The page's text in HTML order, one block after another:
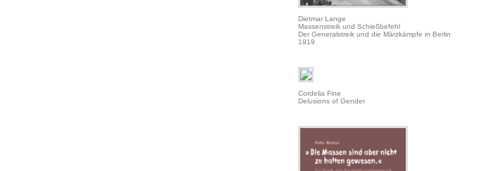
Dietmar Lange
Massenstreik und Schießbefehl
Der Generalstreik und die Märzkämpfe in Berlin
1919
Cordelia Fine
Delusions of Gender